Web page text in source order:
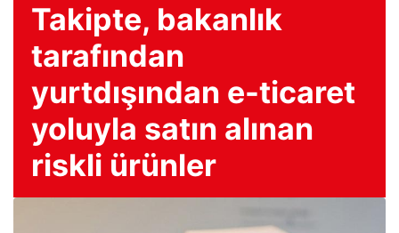
Takipte, bakanlık
tarafından
yurtdışından e-ticaret
yoluyla satın alınan
riskli ürünler